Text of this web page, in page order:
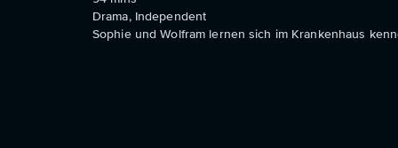
Drama, Independent
Sophie und Wolfram lernen sich im Krankenhaus